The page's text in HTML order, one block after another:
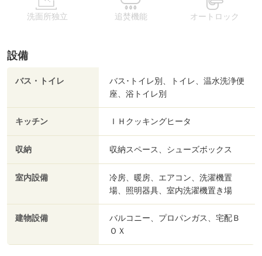
洗面所独立 追焚機能 オートロック
設備
バス・トイレ
バス･トイレ別、トイレ、温水洗浄便
座、浴トイレ別
キッチン ＩＨクッキングヒータ
収納 収納スペース、シューズボックス
室内設備
冷房、暖房、エアコン、洗濯機置
場、照明器具、室内洗濯機置き場
建物設備
バルコニー、プロパンガス、宅配Ｂ
ＯＸ